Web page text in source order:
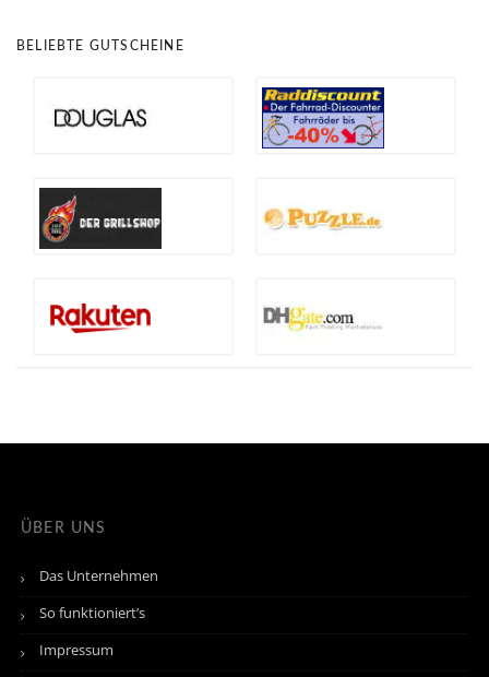
BELIEBTE GUTSCHEINE
ÜBER UNS
Das Unternehmen
So funktioniert’s
Impressum